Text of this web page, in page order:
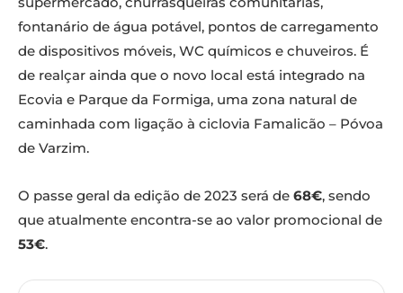
fontanário de água potável, pontos de carregamento
de dispositivos móveis, WC químicos e chuveiros. É
de realçar ainda que o novo local está integrado na
Ecovia e Parque da Formiga, uma zona natural de
caminhada com ligação à ciclovia Famalicão – Póvoa
de Varzim.
O passe geral da edição de 2023 será de 68€, sendo
que atualmente encontra-se ao valor promocional de
53€.